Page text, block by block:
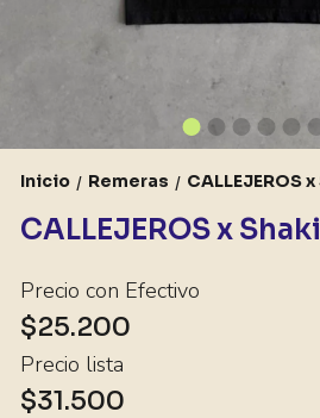
Inicio / Remeras / CALLEJEROS
CALLEJEROS x
Precio con Efectivo
$25.200
Precio lista
$31.500